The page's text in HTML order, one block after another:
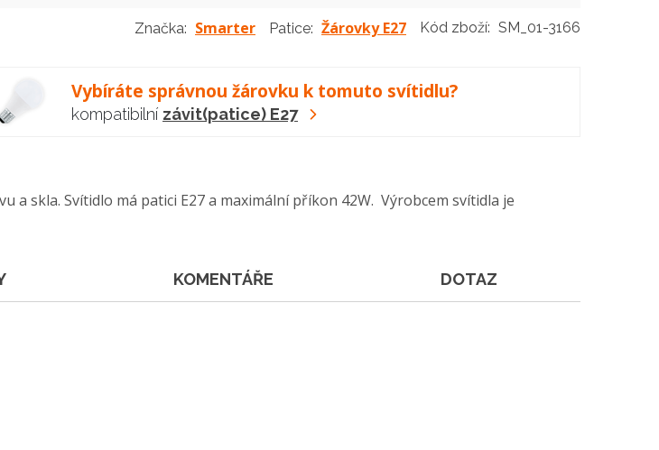
Značka: Smarter Patice: Žárovky E27 Kód zboží: SM_01-3166
Vybíráte správnou žárovku k tomuto svítidlu?
kompatibilní závit(patice) E27
skla. Svítidlo má patici E27 a maximální příkon 42W. Výrobcem svítidla je
KOMENTÁŘE DOTAZ